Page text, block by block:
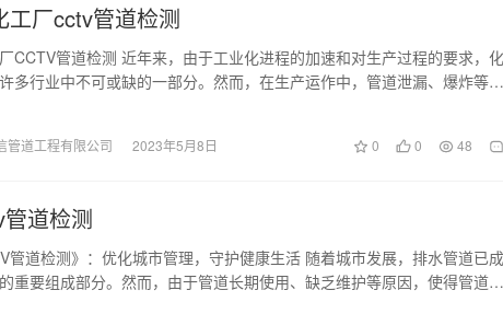
工厂cctv管道检测
CCTV管道检测 近年来，由于工业化进程的加速和对生产过程的要求，化
多行业中不可或缺的一部分。然而，在生产运作中，管道泄漏、爆炸等安
管道工程有限公司 2023年5月8日 0 0 48
道检测
管道检测》：优化城市管理，守护健康生活 随着城市发展，排水管道已成
重要组成部分。然而，由于管道长期使用、缺乏维护等原因，使得管道内